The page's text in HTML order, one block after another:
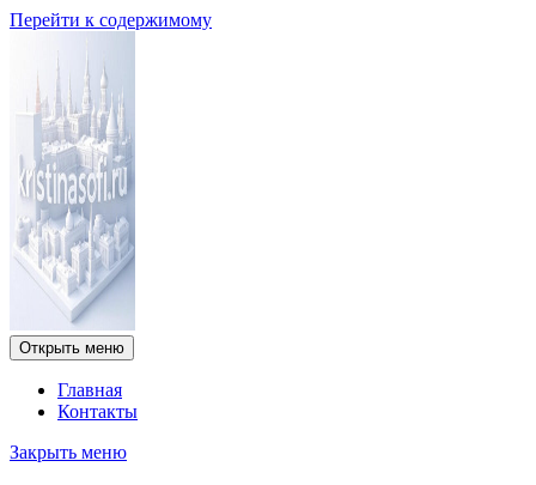
Перейти к содержимому
Открыть меню
Главная
Контакты
Закрыть меню